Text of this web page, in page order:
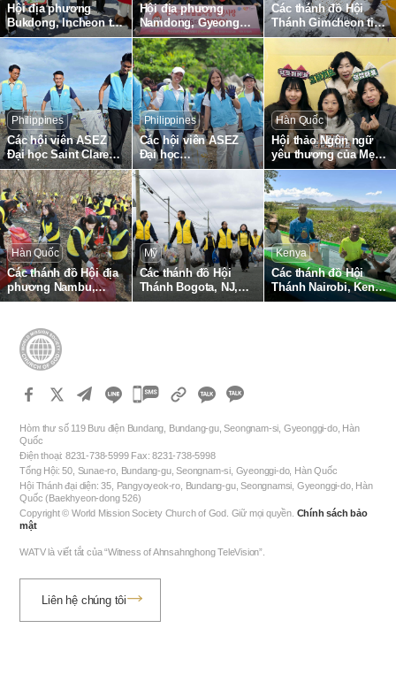
Hội địa phương
Bukdong, Incheon tổ
chức Hiến máu
chuyển tiếp Tình yêu
Lễ Vượt Qua Yêu
thương Sự sống toàn
cầu lần thứ 1895
Hội địa phương
Namdong, Gyeonggi,
tổ chức Hiến máu
chuyển tiếp Tình yêu
Lễ Vượt Qua Yêu
thương Sự sống toàn
cầu lần thứ 1836
Các thánh đồ Hội
Thánh Gimcheon tiến
hành công tác dọn
tuyết toàn khu vực
đường Gimcheon,
phường Namsan
Philippines
Các hội viên ASEZ
Đại học Saint Clare
Caloocan,
Philippines thu gom
rác thải nhựa ở bãi
biển
Philippines
Các hội viên ASEZ
Đại học
Southeastern,
Philippines thu gom
rác thải nhựa tại bờ
biển Tabuk
Hàn Quốc
Hội thảo Ngôn ngữ
yêu thương của Mẹ
được tổ chức tại Hội
Thanh Gumi
Hàn Quốc
Các thánh đồ Hội địa
phương Nambu,
Gangnam hoạt động
làm sạch rừng tại
Công viên Sinh thái
Omi
Mỹ
Các thánh đồ Hội
Thánh Bogota, NJ,
Mỹ thu gom rác thải
Kenya
Các thánh đồ Hội
Thánh Nairobi, Kenya
hỗ trợ trang thiết bị
카
오
공
유
기
카
오
공
하
Hòm thư số 119 Bưu điện Bundang, Bundang-gu, Seongnam-si, Gyeonggi-do, Hàn
Quốc
Điện thoại: 8231-738-5999 Fax: 8231-738-5998
Tổng Hội: 50, Sunae-ro, Bundang-gu, Seongnam-si, Gyeonggi-do, Hàn Quốc
Hội Thánh đại diện: 35, Pangyoyeok-ro, Bundang-gu, Seongnamsi, Gyeonggi-do, Hàn
Quốc (Baekhyeon-dong 526)
Copyright © World Mission Society Church of God. Giữ mọi quyền. Chính sách bảo
mật
WATV là viết tắt của “Witness of Ahnsahnghong TeleVision”.
Liên hệ chúng tôi